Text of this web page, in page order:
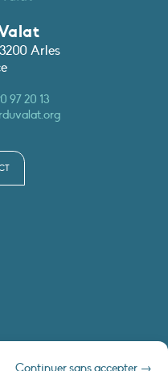
Continuer sans accepter →
Arles
97 20 13